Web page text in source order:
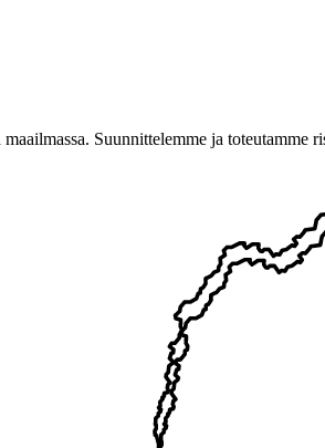
Suunnittelemme ja